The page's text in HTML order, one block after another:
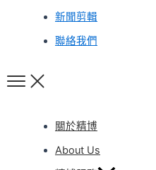
新聞剪輯
聯絡我們
關於精博
About Us